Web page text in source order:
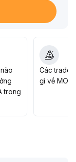
chú ý đến diễn
rủi ro, chỉ nên
trong
Các trader
gì về